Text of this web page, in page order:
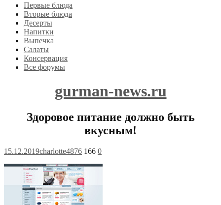
Первые блюда
Вторые блюда
Десерты
Напитки
Выпечка
Салаты
Консервация
Все форумы
gurman-news.ru
Здоровое питание должно быть
вкусным!
15.12.2019charlotte4876 166 0